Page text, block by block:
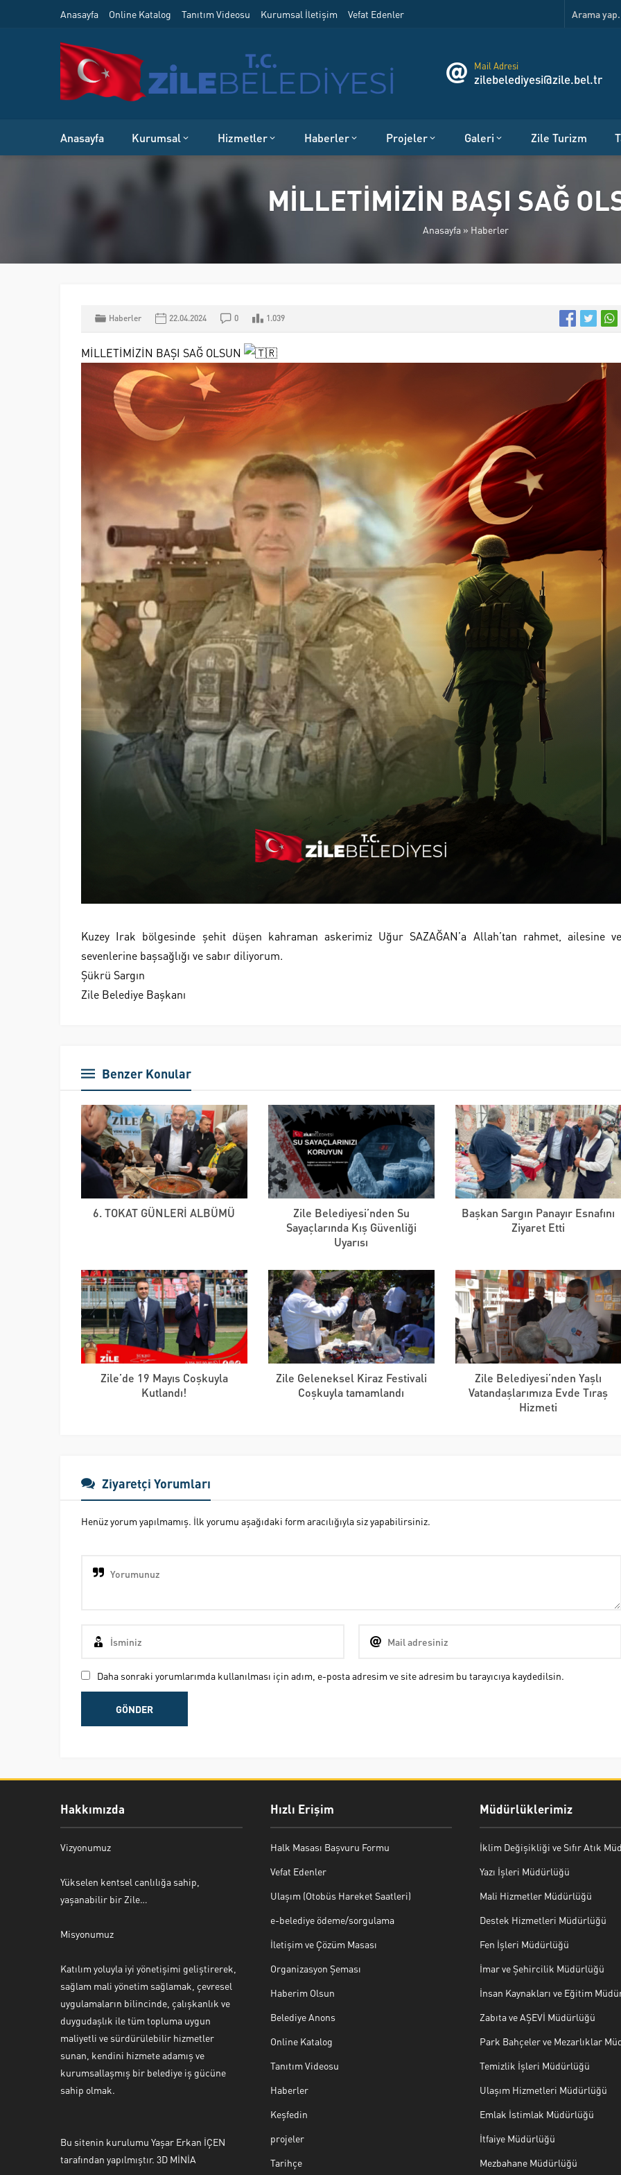
Anasayfa Online Katalog Tanıtım Videosu Kurumsal İletişim Vefat Edenler
Mail Adresi
zilebelediyesi@zile.bel.tr
Anasayfa Kurumsal Hizmetler Haberler Projeler Galeri Zile Turizm
MİLLETİMİZİN BAŞI SAĞ
Anasayfa » Haberler
Haberler 22.04.2024 0 1.039
MİLLETİMİZİN BAŞI SAĞ OLSUN
Kuzey Irak bölgesinde şehit düşen kahraman askerimiz Uğur SAZAĞAN’a Allah’tan rahmet, ailesine ve
sevenlerine başsağlığı ve sabır diliyorum.
Şükrü Sargın
Zile Belediye Başkanı
Benzer Konular
6. TOKAT GÜNLERİ ALBÜMÜ
Zile Belediyesi’nden Su
Sayaçlarında Kış Güvenliği
Uyarısı
Başkan Sargın Panayır Esnafını
Ziyaret Etti
Zile’de 19 Mayıs Coşkuyla
Kutlandı!
Zile Geleneksel Kiraz Festivali
Coşkuyla tamamlandı
Zile Belediyesi’nden Yaşlı
Vatandaşlarımıza Evde Tıraş
Hizmeti
Ziyaretçi Yorumları
Henüz yorum yapılmamış. İlk yorumu aşağıdaki form aracılığıyla siz yapabilirsiniz.
Daha sonraki yorumlarımda kullanılması için adım, e-posta adresim ve site adresim bu tarayıcıya kaydedilsin.
Hakkımızda
Vizyonumuz
Yükselen kentsel canlılığa sahip,
yaşanabilir bir Zile…
Misyonumuz
Katılım yoluyla iyi yönetişimi geliştirerek,
sağlam mali yönetim sağlamak, çevresel
uygulamaların bilincinde, çalışkanlık ve
duygudaşlık ile tüm topluma uygun
maliyetli ve sürdürülebilir hizmetler
sunan, kendini hizmete adamış ve
kurumsallaşmış bir belediye iş gücüne
sahip olmak.
Bu sitenin kurulumu Yaşar Erkan İÇEN
tarafından yapılmıştır. 3D MİNİA
Hızlı Erişim
Halk Masası Başvuru Formu
Vefat Edenler
Ulaşım (Otobüs Hareket Saatleri)
e-belediye ödeme/sorgulama
İletişim ve Çözüm Masası
Organizasyon Şeması
Haberim Olsun
Belediye Anons
Online Katalog
Tanıtım Videosu
Haberler
Keşfedin
projeler
Tarihçe
Müdürlüklerimiz
İklim Değişikliği ve Sıfır Atık
Yazı İşleri Müdürlüğü
Mali Hizmetler Müdürlüğü
Destek Hizmetleri Müdürlüğü
Fen İşleri Müdürlüğü
İmar ve Şehircilik Müdürlüğü
İnsan Kaynakları ve Eğitim
Zabıta ve AŞEVİ Müdürlüğü
Park Bahçeler ve Mezarlıklar
Temizlik İşleri Müdürlüğü
Ulaşım Hizmetleri Müdürlüğü
Emlak İstimlak Müdürlüğü
İtfaiye Müdürlüğü
Mezbahane Müdürlüğü
Cevap Yaz